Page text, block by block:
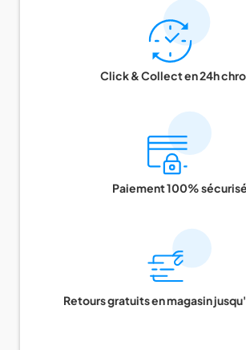
Click & Collect en 24h
Paiement 100% sécurisé
Retours gratuits en magasin